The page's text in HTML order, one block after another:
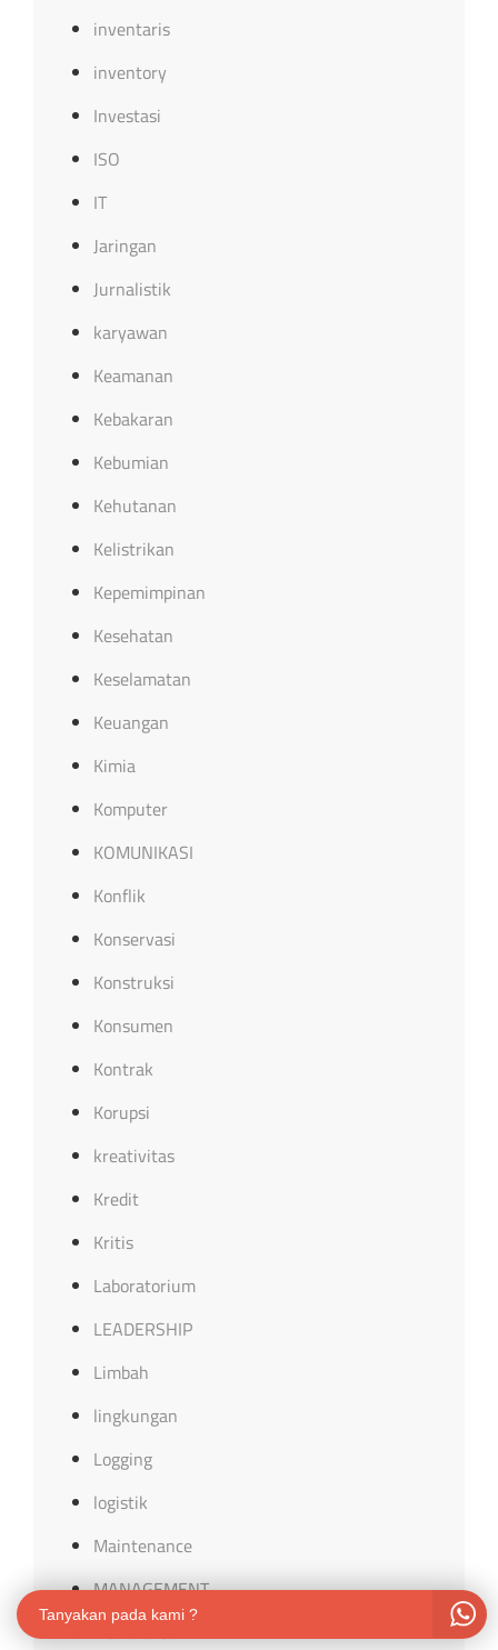
inventaris
inventory
Investasi
ISO
IT
Jaringan
Jurnalistik
karyawan
Keamanan
Kebakaran
Kebumian
Kehutanan
Kelistrikan
Kepemimpinan
Kesehatan
Keselamatan
Keuangan
Kimia
Komputer
KOMUNIKASI
Konflik
Konservasi
Konstruksi
Konsumen
Kontrak
Korupsi
kreativitas
Kredit
Kritis
Laboratorium
LEADERSHIP
Limbah
lingkungan
Logging
logistik
Maintenance
MANAGEMENT
Manufaktur
Tanyakan pada kami ?